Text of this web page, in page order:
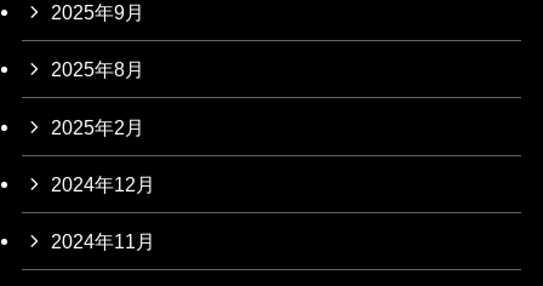
2025年9月
2025年8月
2025年2月
2024年12月
2024年11月